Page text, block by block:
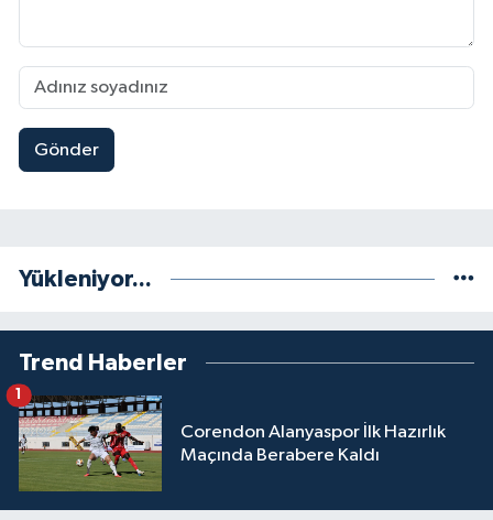
Gönder
Yükleniyor...
Trend Haberler
Corendon Alanyaspor İlk Hazırlık
Maçında Berabere Kaldı